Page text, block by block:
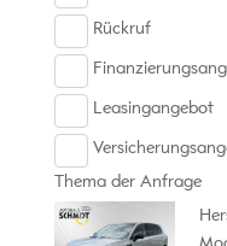
Rückruf
Leasingangebot
Thema der Anfrage